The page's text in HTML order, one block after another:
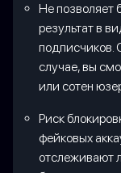
Не позволяет
результат в
подписчиков.
случае, вы
или сотен
Риск
фейковых
отслеживают